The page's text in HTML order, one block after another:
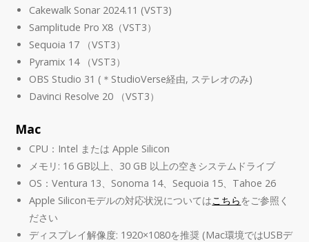
Cakewalk Sonar 2024.11 (VST3)
Samplitude Pro X8（VST3）
Sequoia 17 （VST3）
Pyramix 14 （VST3）
OBS Studio 31 (＊StudioVerse経由, ステレオのみ)
Davinci Resolve 20 （VST3）
Mac
CPU：Intel または Apple Silicon
メモリ: 16 GB以上、30 GB 以上の空きシステムドライブ
OS：Ventura 13、Sonoma 14、Sequoia 15、Tahoe 26
Apple Siliconモデルの対応状況についてはこちらをご参照く
ださい
ディスプレイ解像度: 1920×1080を推奨 (Mac環境ではUSBデ